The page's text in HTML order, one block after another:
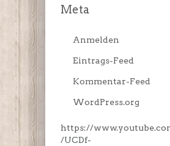
Meta
Anmelden
Eintrags-Feed
Kommentar-Feed
WordPress.org
https://
/UCDf-